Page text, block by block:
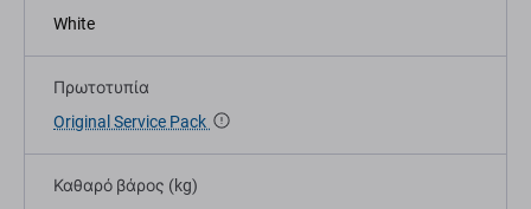
White
Πρωτοτυπία
Original Service Pack
Καθαρό βάρος (kg)